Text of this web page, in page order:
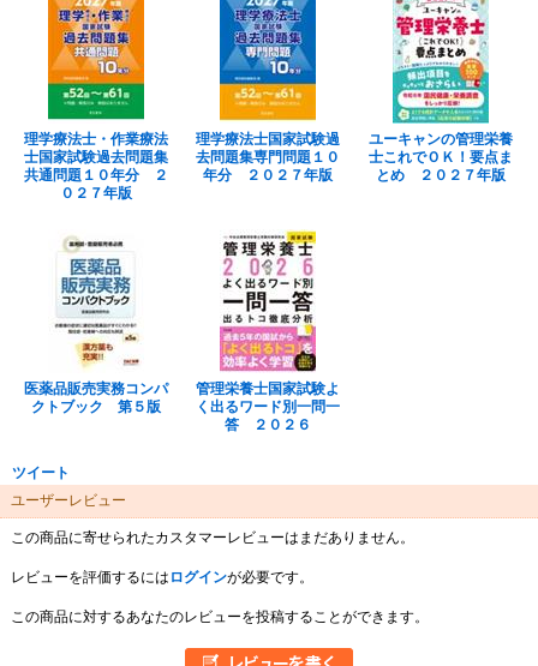
理学療法士・作業療法
士国家試験過去問題集
共通問題１０年分 ２
０２７年版
理学療法士国家試験過
去問題集専門問題１０
年分 ２０２７年版
ユーキャンの管理栄養
士これでＯＫ！要点ま
とめ ２０２７年版
医薬品販売実務コンパ
クトブック 第５版
管理栄養士国家試験よ
く出るワード別一問一
答 ２０２６
ツイート
ユーザーレビュー
この商品に寄せられたカスタマーレビューはまだありません。
レビューを評価するには ログインが必要です。
この商品に対するあなたのレビューを投稿することができます。